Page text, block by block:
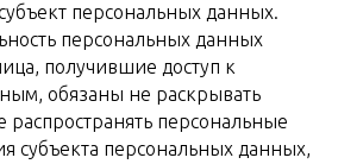
персональных данных.
персональных данных
получившие доступ к
обязаны не раскрывать
распространять персональные
субъекта персональных данных,